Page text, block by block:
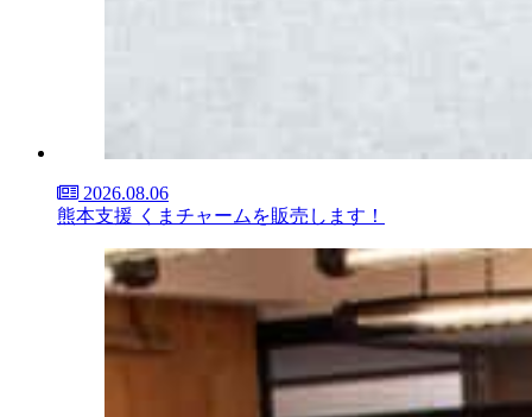
2026.08.06
熊本支援 くまチャームを販売します！